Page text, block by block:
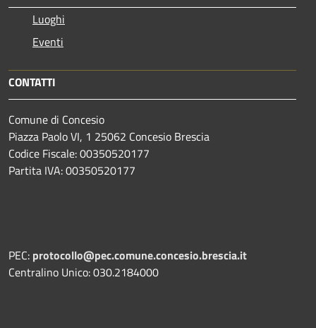
Luoghi
Eventi
CONTATTI
Comune di Concesio
Piazza Paolo VI, 1 25062 Concesio Brescia
Codice Fiscale: 00350520177
Partita IVA: 00350520177
PEC: protocollo@pec.comune.concesio.brescia.it
Centralino Unico: 030.2184000